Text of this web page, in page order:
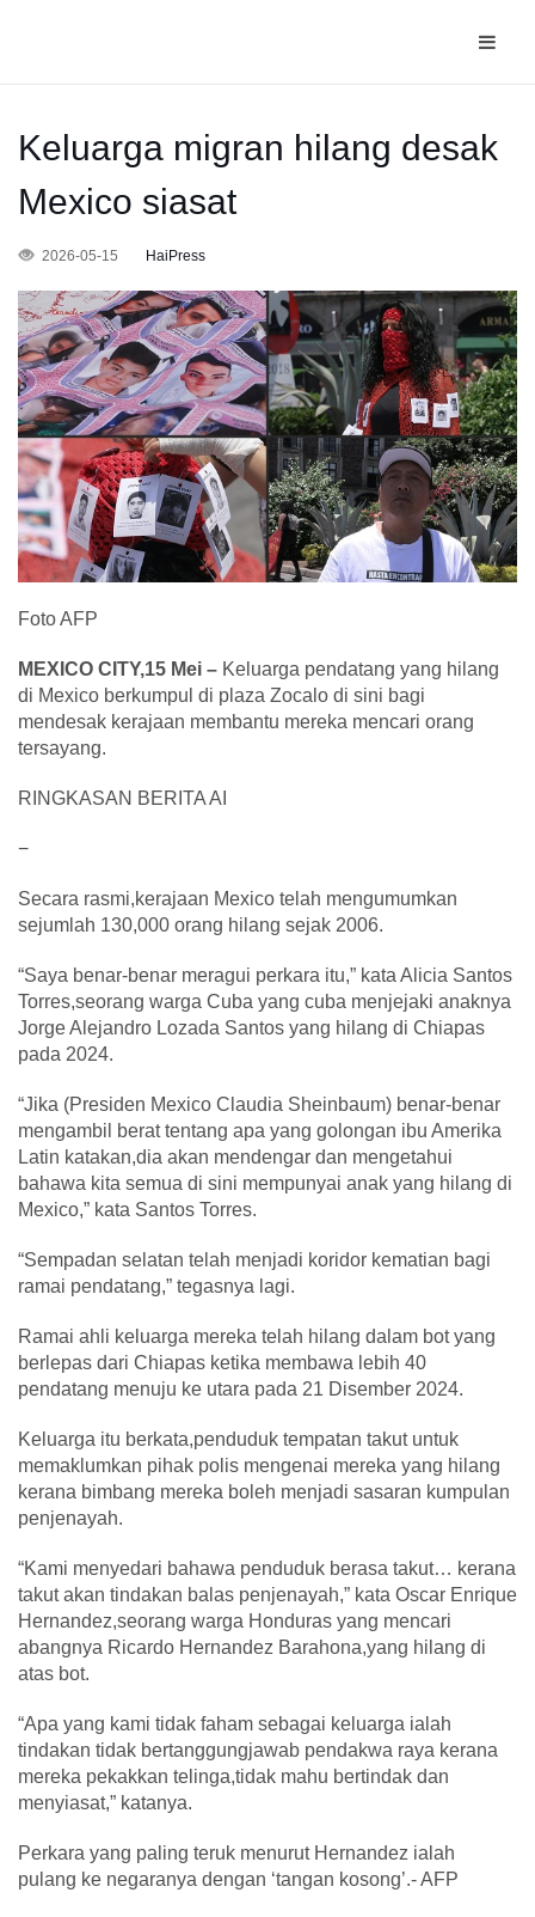
Keluarga migran hilang desak
Mexico siasat
2026-05-15 HaiPress
Foto AFP
MEXICO CITY,15 Mei – Keluarga pendatang yang hilang
di Mexico berkumpul di plaza Zocalo di sini bagi
mendesak kerajaan membantu mereka mencari orang
tersayang.
RINGKASAN BERITA AI
−
Secara rasmi,kerajaan Mexico telah mengumumkan
sejumlah 130,000 orang hilang sejak 2006.
“Saya benar-benar meragui perkara itu,” kata Alicia Santos
Torres,seorang warga Cuba yang cuba menjejaki anaknya
Jorge Alejandro Lozada Santos yang hilang di Chiapas
pada 2024.
“Jika (Presiden Mexico Claudia Sheinbaum) benar-benar
mengambil berat tentang apa yang golongan ibu Amerika
Latin katakan,dia akan mendengar dan mengetahui
bahawa kita semua di sini mempunyai anak yang hilang di
Mexico,” kata Santos Torres.
“Sempadan selatan telah menjadi koridor kematian bagi
ramai pendatang,” tegasnya lagi.
Ramai ahli keluarga mereka telah hilang dalam bot yang
berlepas dari Chiapas ketika membawa lebih 40
pendatang menuju ke utara pada 21 Disember 2024.
Keluarga itu berkata,penduduk tempatan takut untuk
memaklumkan pihak polis mengenai mereka yang hilang
kerana bimbang mereka boleh menjadi sasaran kumpulan
penjenayah.
“Kami menyedari bahawa penduduk berasa takut… kerana
takut akan tindakan balas penjenayah,” kata Oscar Enrique
Hernandez,seorang warga Honduras yang mencari
abangnya Ricardo Hernandez Barahona,yang hilang di
atas bot.
“Apa yang kami tidak faham sebagai keluarga ialah
tindakan tidak bertanggungjawab pendakwa raya kerana
mereka pekakkan telinga,tidak mahu bertindak dan
menyiasat,” katanya.
Perkara yang paling teruk menurut Hernandez ialah
pulang ke negaranya dengan ‘tangan kosong’.- AFP